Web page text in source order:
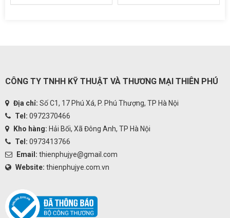
CÔNG TY TNHH KỸ THUẬT VÀ THƯƠNG MẠI THIÊN PHÚ
Địa chỉ: Số C1, 17 Phú Xá, P. Phú Thượng, TP Hà Nội
Tel: 0972370466
Kho hàng: Hải Bối, Xã Đông Anh, TP Hà Nội
Tel: 0973413766
Email: thienphujye@gmail.com
Website: thienphujye.com.vn